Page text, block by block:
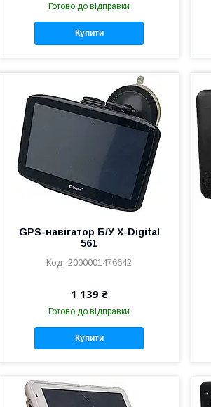
Готово до відправки
Купити
GPS-навігатор Б/У X-Digital
561
2000001476642
1 139 ₴
Готово до відправки
Купити